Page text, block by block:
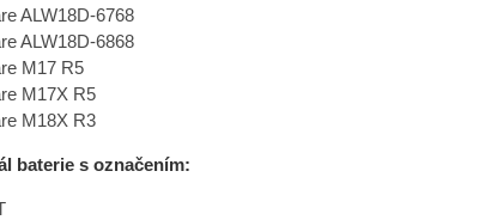
ALW18D-6768
ALW18D-6868
M17 R5
M17X R5
M18X R3
baterie s označením: